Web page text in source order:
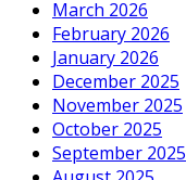
March 2026
February 2026
January 2026
December 2025
November 2025
October 2025
September 2025